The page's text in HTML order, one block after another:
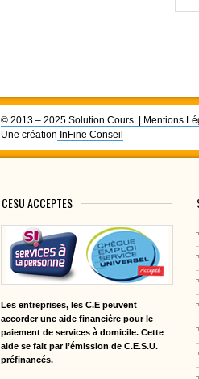
© 2013 – 2025 Solution Cours. |
Mentions
Une création InFine Conseil
CESU ACCEPTES
Les entreprises, les C.E peuvent
accorder une aide financière pour le
paiement de services à domicile. Cette
aide se fait par l’émission de C.E.S.U.
préfinancés.